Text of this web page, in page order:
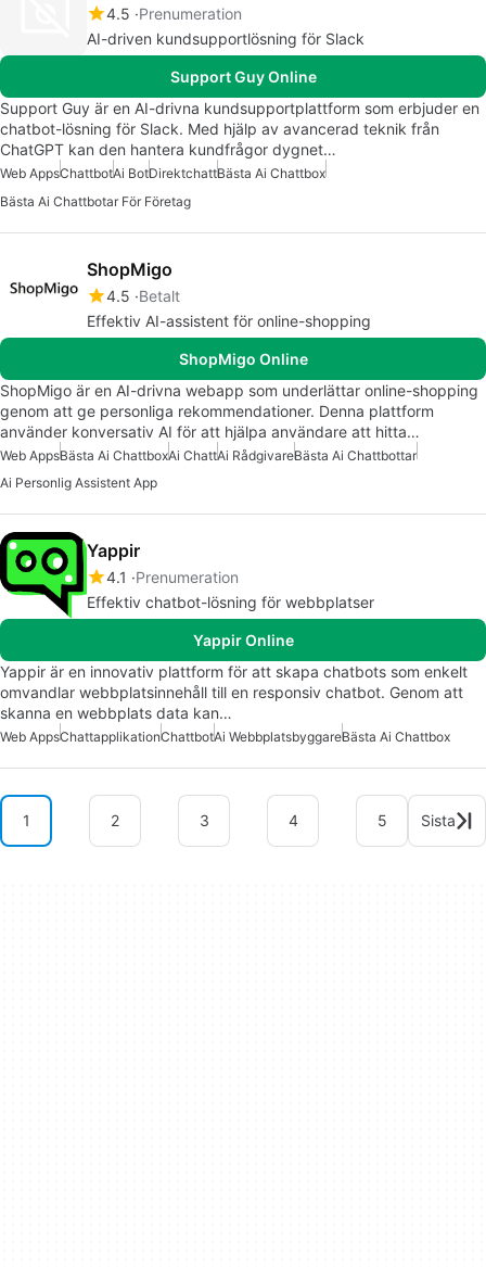
4.5 Prenumeration
AI-driven kundsupportlösning för Slack
Support Guy Online
Support Guy är en AI-drivna kundsupportplattform som erbjuder en
chatbot-lösning för Slack. Med hjälp av avancerad teknik från
ChatGPT kan den hantera kundfrågor dygnet…
Web AppsChattbotAi BotDirektchattBästa Ai Chattbox
Bästa Ai Chattbotar För Företag
ShopMigo
4.5 Betalt
Effektiv AI-assistent för online-shopping
ShopMigo Online
ShopMigo är en AI-drivna webapp som underlättar online-shopping
genom att ge personliga rekommendationer. Denna plattform
använder konversativ AI för att hjälpa användare att hitta…
Web AppsBästa Ai ChattboxAi ChattAi RådgivareBästa Ai Chattbottar
Ai Personlig Assistent App
Yappir
4.1
Prenumeration
Effektiv chatbot-lösning för webbplatser
Yappir Online
Yappir är en innovativ plattform för att skapa chatbots som enkelt
omvandlar webbplatsinnehåll till en responsiv chatbot. Genom att
skanna en webbplats data kan…
Web AppsChattapplikationChattbotAi WebbplatsbyggareBästa Ai Chattbox
1 2 3 4 5 Sista